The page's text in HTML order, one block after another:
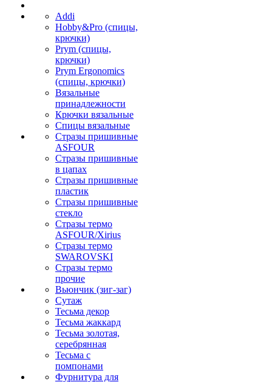
Addi
Hobby&Pro (спицы,
крючки)
Prym (спицы,
крючки)
Prym Ergonomics
(спицы, крючки)
Вязальные
принадлежности
Крючки вязальные
Спицы вязальные
Стразы пришивные
ASFOUR
Стразы пришивные
в цапах
Стразы пришивные
пластик
Стразы пришивные
стекло
Стразы термо
ASFOUR/Xirius
Стразы термо
SWAROVSKI
Стразы термо
прочие
Вьюнчик (зиг-заг)
Сутаж
Тесьма декор
Тесьма жаккард
Тесьма золотая,
серебрянная
Тесьма с
помпонами
Фурнитура для